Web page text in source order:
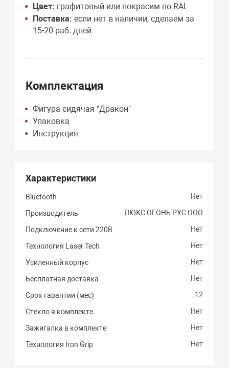
Цвет: графитовый или покрасим по RAL
Поставка: если нет в наличии, сделаем за
15-20 раб. дней
Комплектация
Фигура сидячая "Дракон"
Упаковка
Инструкция
Характеристики
Bluetooth Нет
Производитель ЛЮКС ОГОНЬ РУС ООО
Подключение к сети 220В Нет
Технология Laser Tech Нет
Усиленный корпус Нет
Бесплатная доставка Нет
Срок гарантии (мес) 12
Стекло в комплекте Нет
Зажигалка в комплекте Нет
Технология Iron Grip Нет